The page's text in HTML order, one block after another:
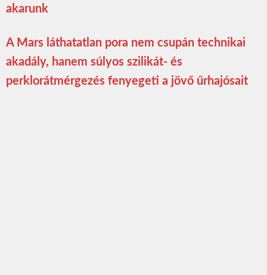
akarunk
A Mars láthatatlan pora nem csupán technikai
akadály, hanem súlyos szilikát- és
perklorátmérgezés fenyegeti a jövő űrhajósait